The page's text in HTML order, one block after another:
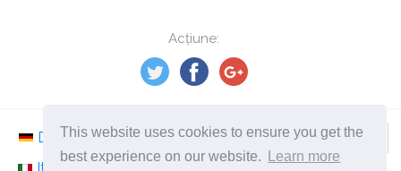
This website uses cookies to ensure you get the
best experience on our website.
Learn more
Acțiune:
Deutsch Nederlands Svenska
Norsk